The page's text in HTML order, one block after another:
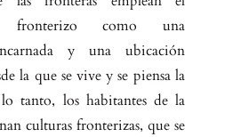
fronterizo como una
y una ubicación
la que se vive y se piensa la
tanto, los habitantes de la
culturas fronterizas, que se